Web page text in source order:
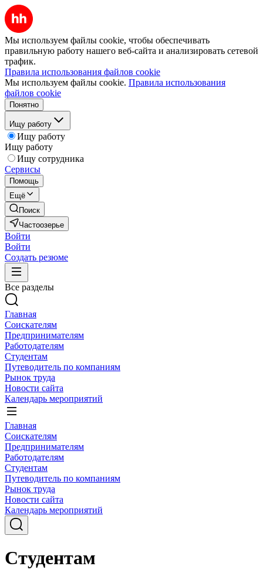
Мы используем файлы cookie, чтобы обеспечивать
правильную работу нашего веб-сайта и анализировать сетевой
трафик.
Правила использования файлов cookie
Мы используем файлы cookie. Правила использования
файлов cookie
Понятно
Ищу работу
Ищу работу
Ищу работу
Ищу сотрудника
Сервисы
Помощь
Ещё
Поиск
Частоозерье
Войти
Войти
Создать резюме
Все разделы
Главная
Соискателям
Предпринимателям
Работодателям
Студентам
Путеводитель по компаниям
Рынок труда
Новости сайта
Календарь мероприятий
Главная
Соискателям
Предпринимателям
Работодателям
Студентам
Путеводитель по компаниям
Рынок труда
Новости сайта
Календарь мероприятий
Студентам